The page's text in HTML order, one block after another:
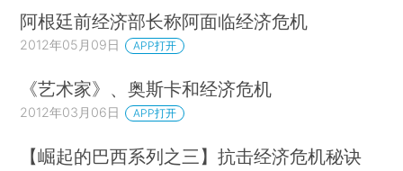
阿根廷前经济部长称阿面临经济危机
2012年05月09日 APP打开
《艺术家》、奥斯卡和经济危机
2012年03月06日 APP打开
【崛起的巴西系列之三】抗击经济危机秘诀